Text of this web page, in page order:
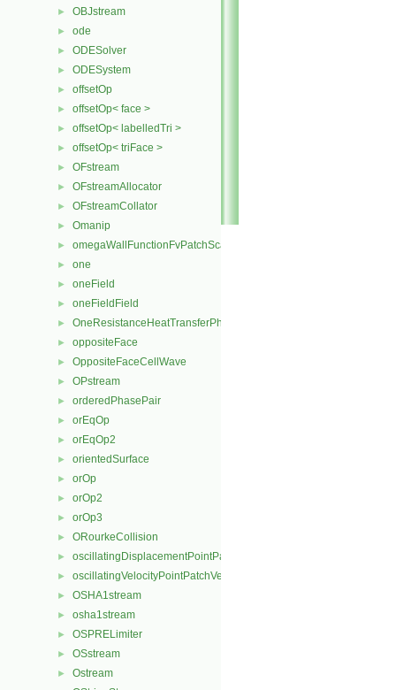
► OBJstream
► ode
► ODESolver
► ODESystem
► offsetOp
► offsetOp< face >
► offsetOp< labelledTri >
► offsetOp< triFace >
► OFstream
► OFstreamAllocator
► OFstreamCollator
► Omanip
► omegaWallFunctionFvPatchScalarField
► one
► oneField
► oneFieldField
► OneResistanceHeatTransferPhaseSystem
► oppositeFace
► OppositeFaceCellWave
► OPstream
► orderedPhasePair
► orEqOp
► orEqOp2
► orientedSurface
► orOp
► orOp2
► orOp3
► ORourkeCollision
► oscillatingDisplacementPointPatchVectorField
► oscillatingVelocityPointPatchVectorField
► OSHA1stream
► osha1stream
► OSPRELimiter
► OSstream
► Ostream